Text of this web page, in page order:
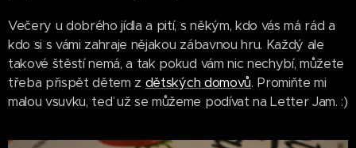
Večery u dobrého jídla a pití, s někým, kdo vás má rád a
kdo si s vámi zahraje nějakou zábavnou hru. Každý ale
takové štěstí nemá, a tak pokud vám nic nechybí, můžete
třeba přispět dětem z dětských domovů. Promiňte mi
malou vsuvku, teď už se můžeme podívat na Letter Jam. :)